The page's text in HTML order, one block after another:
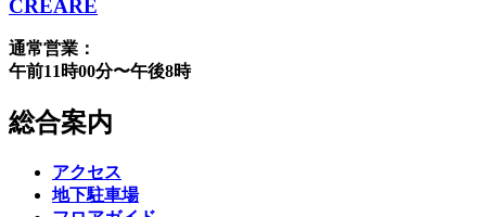
CREARE
通常営業：
午前11時00分〜午後8時
総合案内
アクセス
地下駐車場